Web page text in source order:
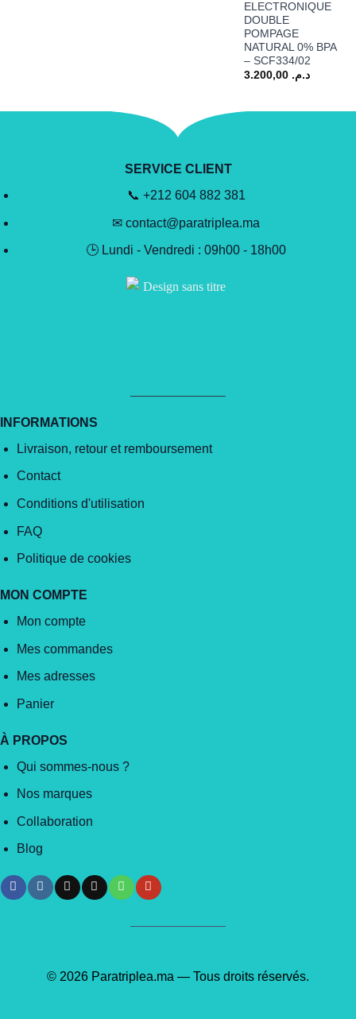
ELECTRONIQUE
DOUBLE
POMPAGE
NATURAL 0% BPA
– SCF334/02
د.م. 3.200,00
SERVICE CLIENT
📞 +212 604 882 381
✉ contact@paratriplea.ma
🕒 Lundi - Vendredi : 09h00 - 18h00
INFORMATIONS
Livraison, retour et remboursement
Contact
Conditions d'utilisation
FAQ
Politique de cookies
MON COMPTE
Mon compte
Mes commandes
Mes adresses
Panier
À PROPOS
Qui sommes-nous ?
Nos marques
Collaboration
Blog
© 2026 Paratriplea.ma — Tous droits réservés.